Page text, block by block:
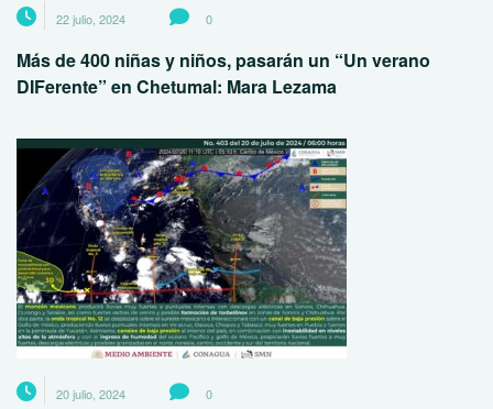
22 julio, 2024 0
Más de 400 niñas y niños, pasarán un “Un verano
DIFerente” en Chetumal: Mara Lezama
20 julio, 2024 0